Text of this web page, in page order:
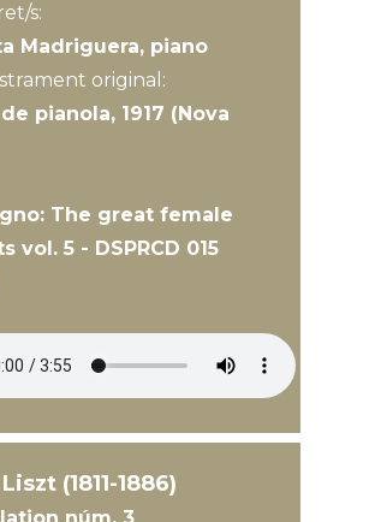
s:
Madriguera, piano
original:
pianola, 1917 (Nova
The great female
vol. 5 - DSPRCD 015
(1811-1886)